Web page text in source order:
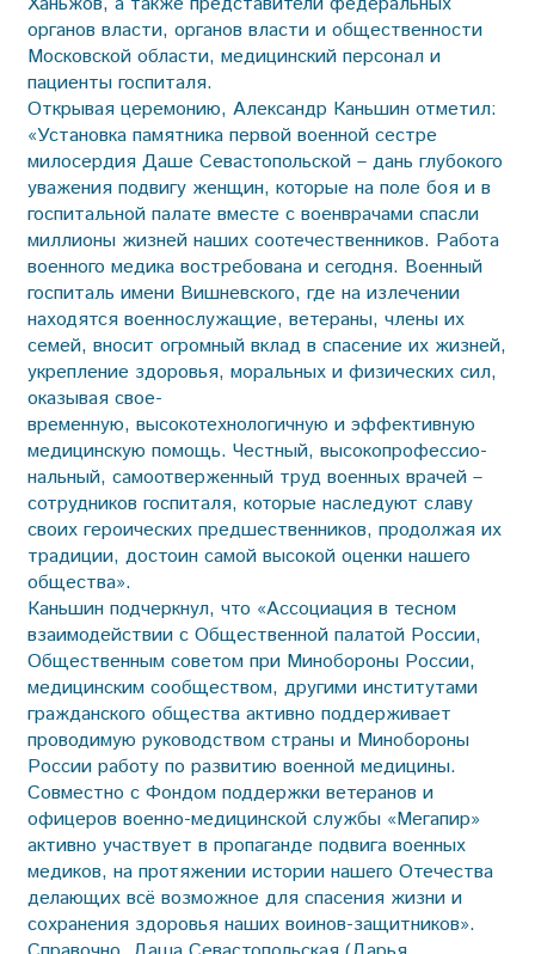
органов власти, органов власти и общественности
Московской области, медицинский персонал и
пациенты госпиталя.
Открывая церемонию, Александр Каньшин отметил:
«Установка памятника первой военной сестре
милосердия Даше Севастопольской – дань глубокого
уважения подвигу женщин, которые на поле боя и в
госпитальной палате вместе с военврачами спасли
миллионы жизней наших соотечественников. Работа
военного медика востребована и сегодня. Военный
госпиталь имени Вишневского, где на излечении
находятся военнослужащие, ветераны, члены их
семей, вносит огромный вклад в спасение их жизней,
укрепление здоровья, моральных и физических сил,
оказывая свое-
временную, высокотехнологичную и эффективную
медицинскую помощь. Честный, высокопрофессио­
нальный, самоотверженный труд военных врачей –
сотрудников госпиталя, которые наследуют славу
своих героических предшественников, продолжая их
традиции, достоин самой высокой оценки нашего
общества».
Каньшин подчеркнул, что «Ассоциация в тесном
взаимодействии с Общественной палатой России,
Общественным советом при Мин­обороны России,
медицинским сообществом, другими институтами
гражданского общества активно поддерживает
проводимую руководством страны и Минобороны
России работу по развитию военной медицины.
Совместно с Фондом поддержки ветеранов и
офицеров военно-медицинской службы «Мегапир»
активно участвует в пропаганде подвига военных
медиков, на протяжении истории нашего Отечества
делающих всё возможное для спасения жизни и
сохранения здоровья наших воинов-защитников».